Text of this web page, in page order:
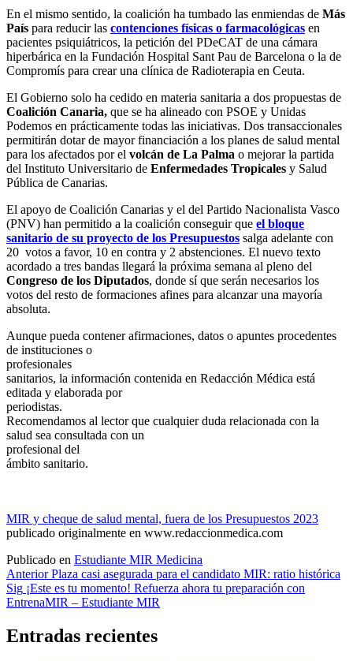
En el mismo sentido, la coalición ha tumbado las enmiendas de Más
País para reducir las contenciones físicas o farmacológicas en
pacientes psiquiátricos, la petición del PDeCAT de una cámara
hiperbárica en la Fundación Hospital Sant Pau de Barcelona o la de
Compromís para crear una clínica de Radioterapia en Ceuta.
El Gobierno solo ha cedido en materia sanitaria a dos propuestas de
Coalición Canaria, que se ha alineado con PSOE y Unidas
Podemos en prácticamente todas las iniciativas. Dos transaccionales
permitirán dotar de mayor financiación a los planes de salud mental
para los afectados por el volcán de La Palma o mejorar la partida
del Instituto Universitario de Enfermedades Tropicales y Salud
Pública de Canarias.
El apoyo de Coalición Canarias y el del Partido Nacionalista Vasco
(PNV) han permitido a la coalición conseguir que el bloque
sanitario de su proyecto de los Presupuestos salga adelante con
20 votos a favor, 10 en contra y 2 abstenciones. El nuevo texto
acordado a tres bandas llegará la próxima semana al pleno del
Congreso de los Diputados, donde sí que serán necesarios los
votos del resto de formaciones afines para alcanzar una mayoría
absoluta.
Aunque pueda contener afirmaciones, datos o apuntes procedentes
de instituciones o
profesionales
sanitarios, la información contenida en Redacción Médica está
editada y elaborada por
periodistas.
Recomendamos al lector que cualquier duda relacionada con la
salud sea consultada con un
profesional del
ámbito sanitario.
MIR y cheque de salud mental, fuera de los Presupuestos 2023
publicado originalmente en www.redaccionmedica.com
Publicado en Estudiante MIR Medicina
Navegación
de
Anterior Plaza casi asegurada para el candidato MIR: ratio histórica
Sig ¡Este es tu momento! Refuerza ahora tu preparación con
EntrenaMIR – Estudiante MIR
Entradas recientes